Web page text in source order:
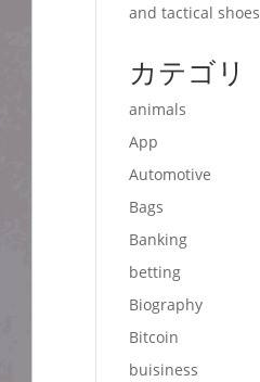
and tactical shoes
カテゴリ
animals
App
Automotive
Bags
Banking
betting
Biography
Bitcoin
buisiness